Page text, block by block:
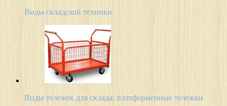
Виды складской техники
Виды тележек для склада: платформенные тележки